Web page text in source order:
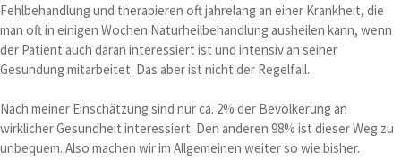
Fehlbehandlung und therapieren oft jahrelang an einer Krankheit, die
man oft in einigen Wochen Naturheilbehandlung ausheilen kann, wenn
der Patient auch daran interessiert ist und intensiv an seiner
Gesundung mitarbeitet. Das aber ist nicht der Regelfall.
Nach meiner Einschätzung sind nur ca. 2% der Bevölkerung an
wirklicher Gesundheit interessiert. Den anderen 98% ist dieser Weg zu
unbequem. Also machen wir im Allgemeinen weiter so wie bisher.